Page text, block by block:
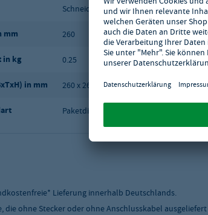
Schneider
mm 260
in kg 0.25
in mm 260 x 260 x 95
Paketdienst
Lieferung innerhalb Deutschlands.
die ohne Stecker oder ohne Anschlusskabel